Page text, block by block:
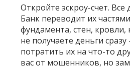
Откройте эскроу-счет. Все
Банк переводит их
фундамента, стен,
не получаете деньги
потратить их на что-то
вас от мошенников, но